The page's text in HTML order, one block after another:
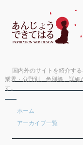
国内外のサイトを紹介す
業界・分野別、色別等、詳
す。
ホーム
アーカイブ一覧